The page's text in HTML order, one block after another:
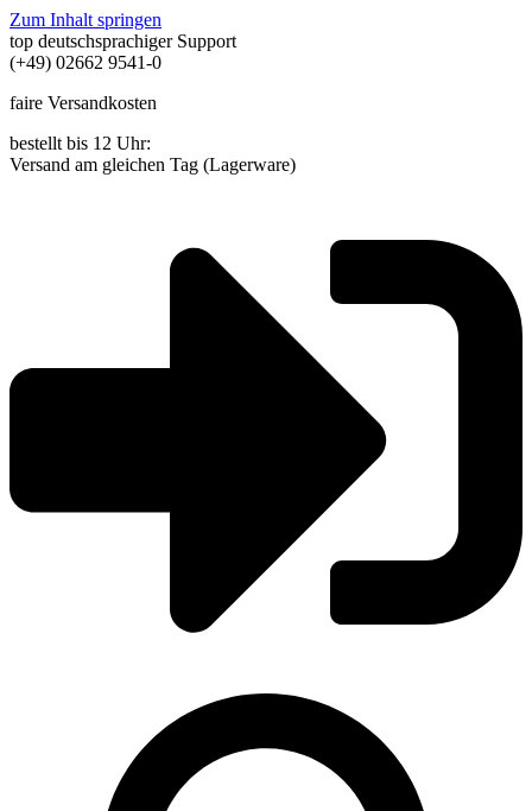
Zum Inhalt springen
top deutschsprachiger Support
(+49) 02662 9541-0
faire Versandkosten
bestellt bis 12 Uhr:
Versand am gleichen Tag (Lagerware)